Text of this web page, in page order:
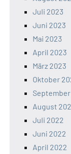
Juli 2023
Juni 2023
Mai 2023
April 2023
März 2023
Oktober
August
Juli 2022
Juni 2022
April 2022